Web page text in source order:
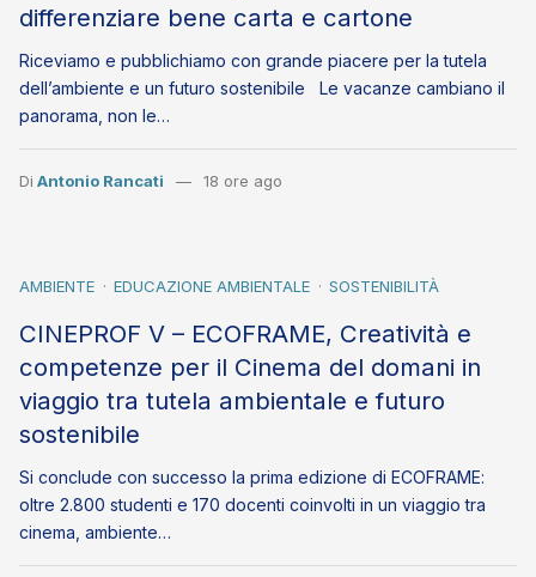
differenziare bene carta e cartone
Riceviamo e pubblichiamo con grande piacere per la tutela
dell’ambiente e un futuro sostenibile Le vacanze cambiano il
panorama, non le…
Di Antonio Rancati 18 ore ago
AMBIENTE EDUCAZIONE AMBIENTALE SOSTENIBILITÀ
CINEPROF V – ECOFRAME, Creatività e
competenze per il Cinema del domani in
viaggio tra tutela ambientale e futuro
sostenibile
Si conclude con successo la prima edizione di ECOFRAME:
oltre 2.800 studenti e 170 docenti coinvolti in un viaggio tra
cinema, ambiente…